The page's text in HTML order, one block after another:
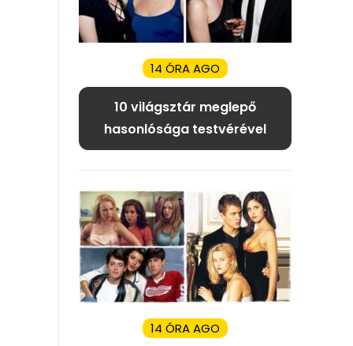
14 ÓRA AGO
10 világsztár meglepő
hasonlósága testvérével
14 ÓRA AGO